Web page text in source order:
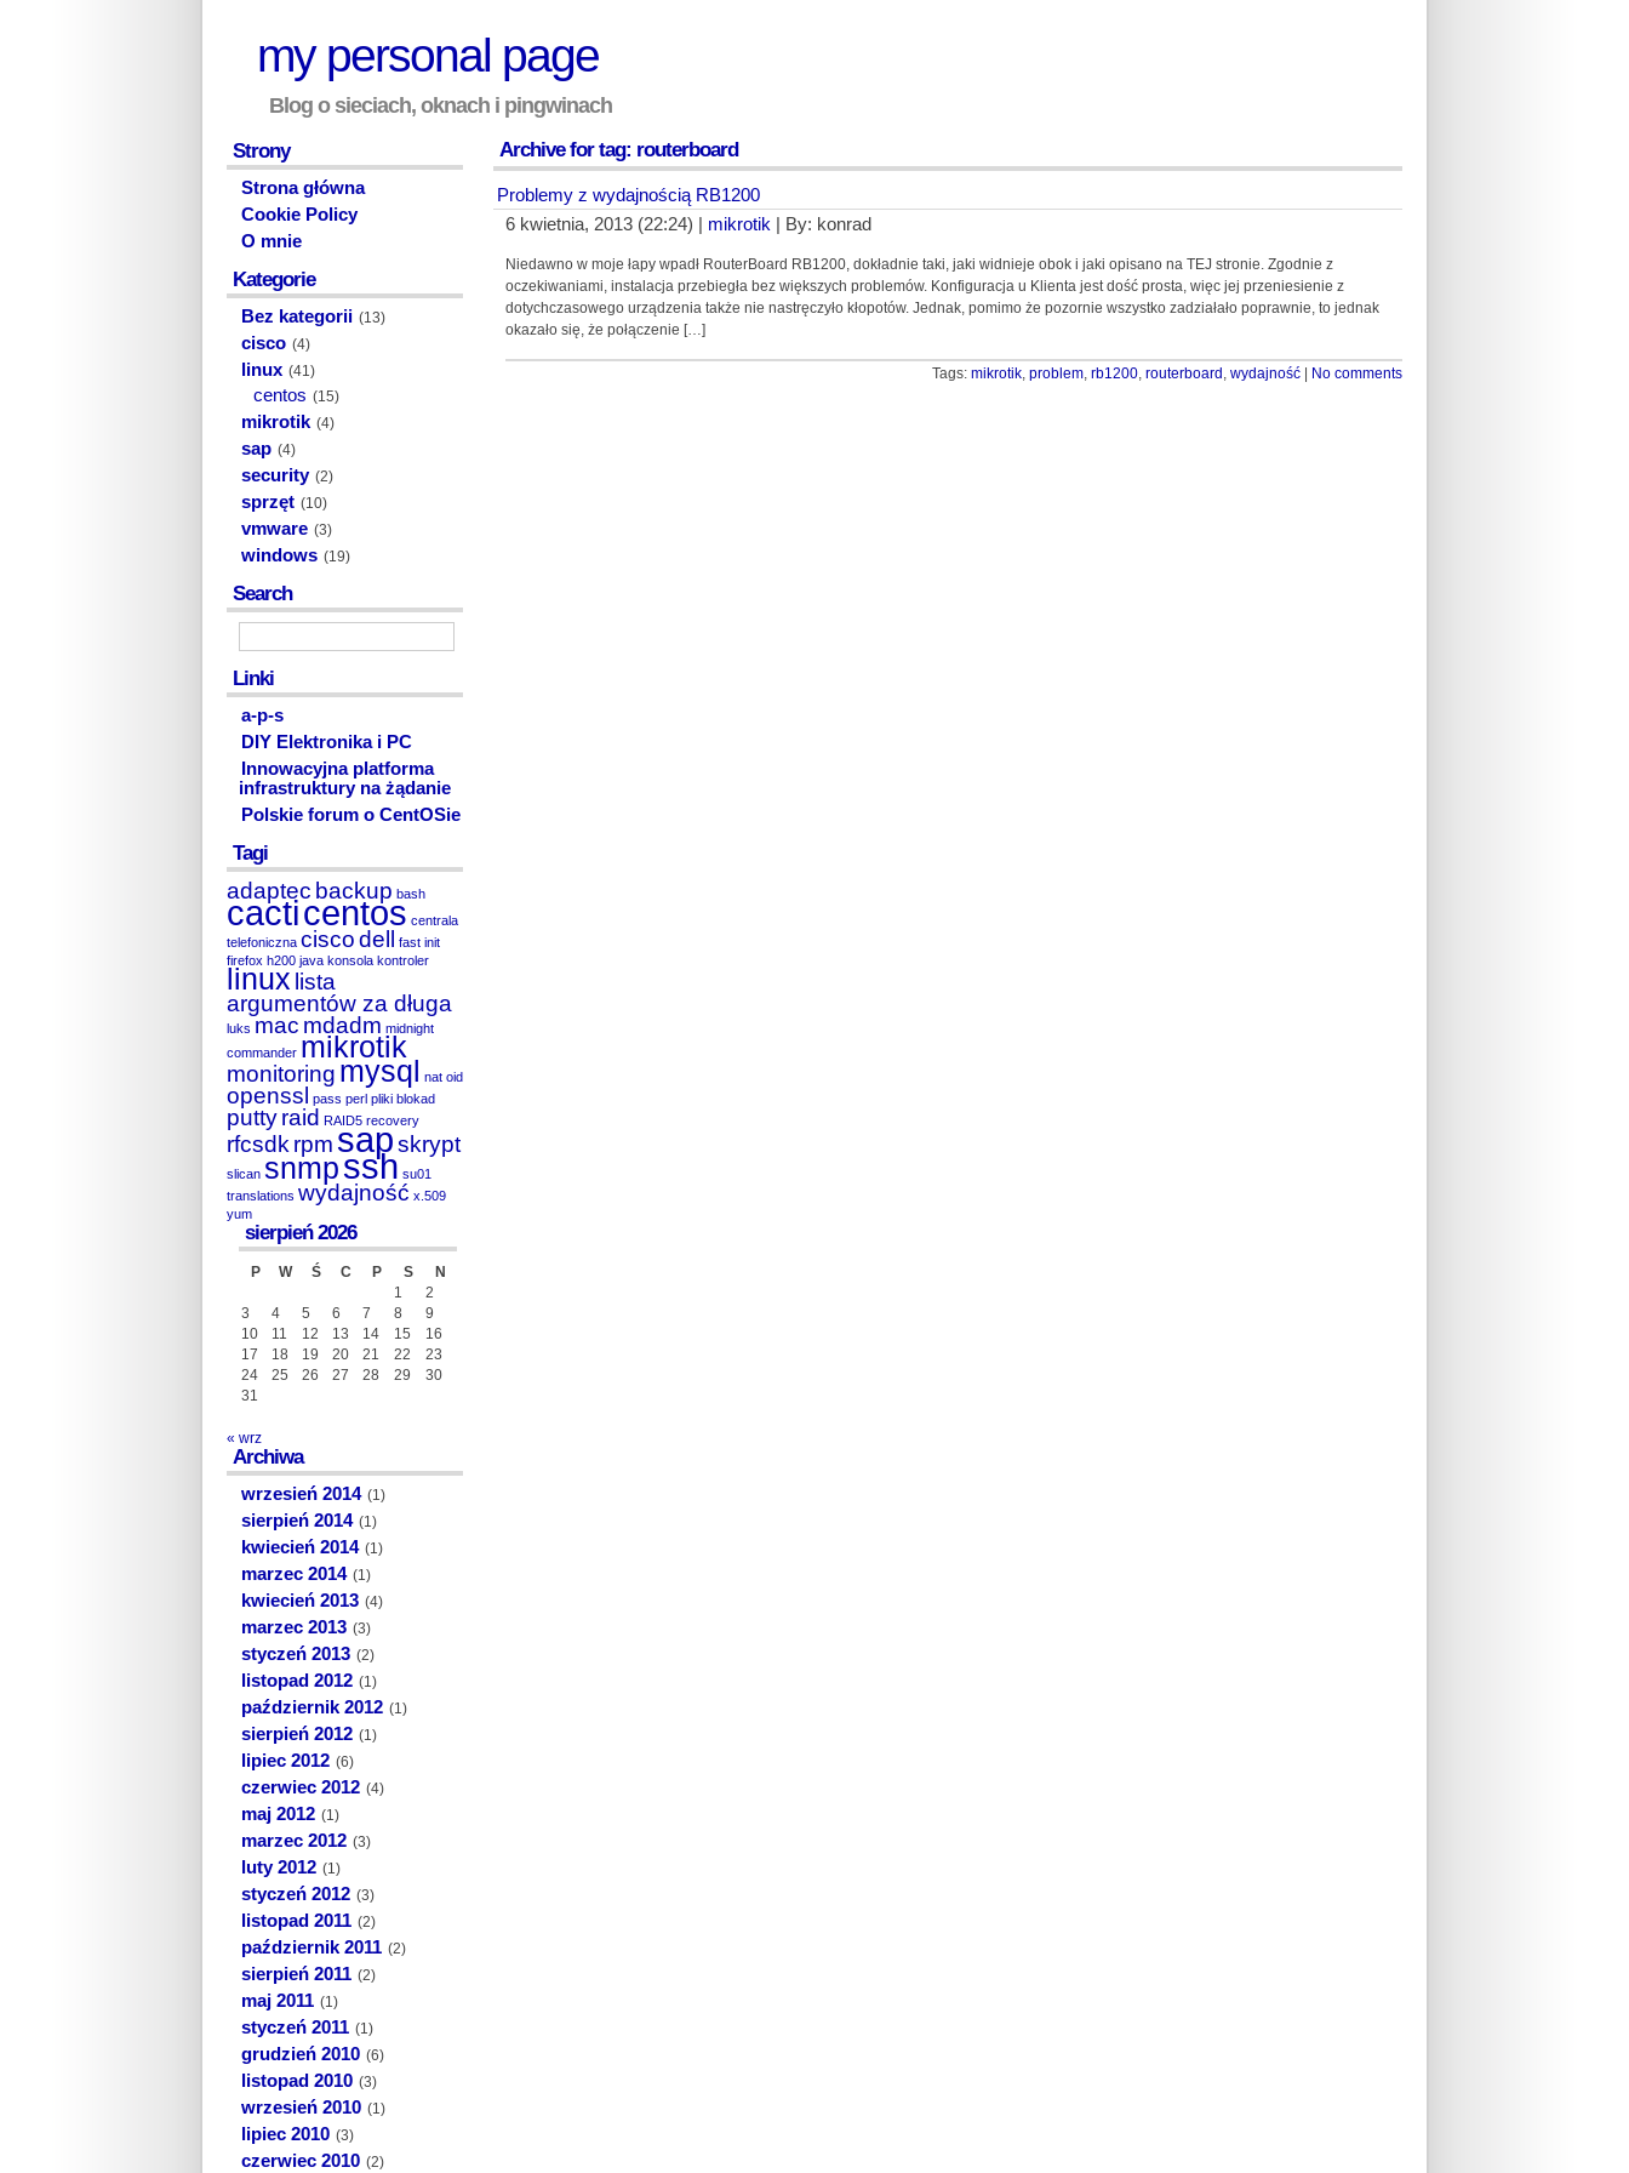
my personal page
Blog o sieciach, oknach i pingwinach
Archive for tag: routerboard
Problemy z wydajnością RB1200
6 kwietnia, 2013 (22:24) | mikrotik | By: konrad
Niedawno w moje łapy wpadł RouterBoard RB1200, dokładnie taki, jaki widnieje obok i jaki opisano na TEJ stronie. Zgodnie z
oczekiwaniami, instalacja przebiegła bez większych problemów. Konfiguracja u Klienta jest dość prosta, więc jej przeniesienie z
dotychczasowego urządzenia także nie nastręczyło kłopotów. Jednak, pomimo że pozornie wszystko zadziałało poprawnie, to jednak
okazało się, że połączenie […]
Tags: mikrotik, problem, rb1200, routerboard , wydajność No comments
Strony
Strona główna
Cookie Policy
O mnie
Kategorie
Bez kategorii (13)
cisco (4)
linux (41)
centos (15)
mikrotik (4)
sap (4)
security (2)
sprzęt (10)
vmware (3)
windows (19)
Search
Linki
a-p-s
DIY Elektronika i PC
Innowacyjna platforma
infrastruktury na żądanie
Polskie forum o CentOSie
Tagi
adaptec backup bash
cacticentos centrala
telefoniczna ciscodell
fast init
firefox h200 java konsola kontroler
linux lista
argumentów za długa
luks mac mdadm midnight
commander mikrotik
monitoring mysql nat oid
openssl pass perl pliki blokad
puttyraid RAID5 recovery
rfcsdk rpm sapskrypt
slican snmpssh su01
translations wydajność x.509
yum
sierpień 2026
P W Ś C P S
N
1
2
3
4 5 6 7 8
9
10
11 12 13 14 15
16
17
18 19 20 21 22
23
24
25 26 27 28 29
30
31
« wrz
Archiwa
wrzesień 2014 (1)
sierpień 2014 (1)
kwiecień 2014 (1)
marzec 2014 (1)
kwiecień 2013 (4)
marzec 2013 (3)
styczeń 2013 (2)
listopad 2012 (1)
październik 2012 (1)
sierpień 2012 (1)
lipiec 2012 (6)
czerwiec 2012 (4)
maj 2012 (1)
marzec 2012 (3)
luty 2012 (1)
styczeń 2012 (3)
listopad 2011 (2)
październik 2011 (2)
sierpień 2011 (2)
maj 2011 (1)
styczeń 2011 (1)
grudzień 2010 (6)
listopad 2010 (3)
wrzesień 2010 (1)
lipiec 2010 (3)
czerwiec 2010 (2)